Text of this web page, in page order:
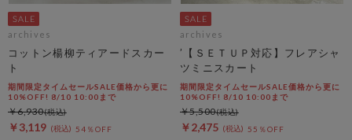
archives
コットン楊柳ティアードスカー
ト
期間限定タイムセールSALE価格から更に
10%OFF! 8/10 10:00まで
￥3,119 54％OFF
￥6,930
archives
’【ＳＥＴＵＰ対応】フレアシャ
ツミニスカート
期間限定タイムセールSALE価格から更に
10%OFF! 8/10 10:00まで
￥2,475 55％OFF
￥5,500